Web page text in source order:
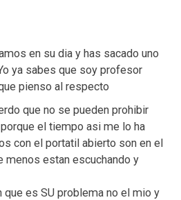
en su dia y has sacado uno
ya sabes que soy profesor
pienso al respecto
que no se pueden prohibir
el tiempo asi me lo ha
con el portatil abierto son en el
menos estan escuchando y
que es SU problema no el mio y